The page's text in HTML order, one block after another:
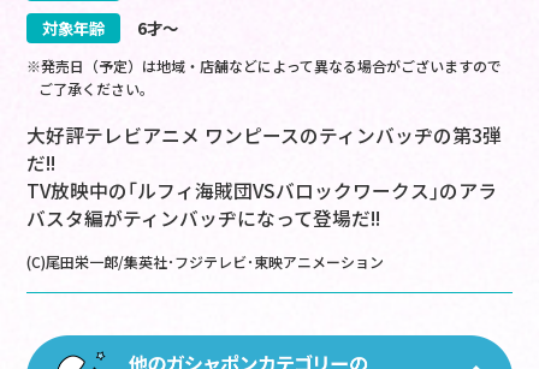
対象年齢
6才～
※発売日（予定）は地域・店舗などによって異なる場合がございますので
ご了承ください。
大好評テレビアニメ ワンピースのティンバッヂの第3弾
だ!!
TV放映中の｢ルフィ海賊団VSバロックワークス｣のアラ
バスタ編がティンバッヂになって登場だ!!
(C)尾田栄一郎/集英社･フジテレビ･東映アニメーション